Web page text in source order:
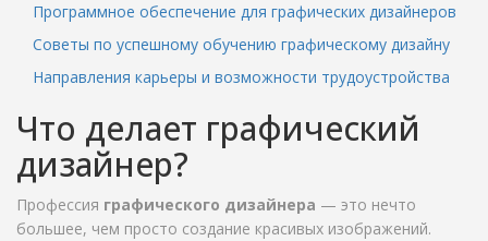
Программное обеспечение для графических дизайнеров
Советы по успешному обучению графическому дизайну
Направления карьеры и возможности трудоустройства
Что делает графический
дизайнер?
Профессия графического дизайнера — это нечто
большее, чем просто создание красивых изображений.